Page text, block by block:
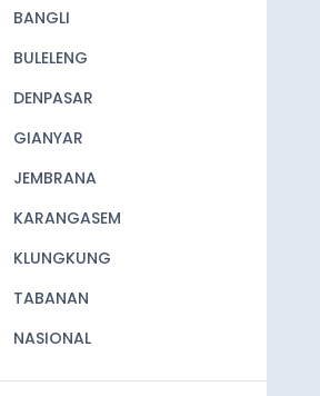
BANGLI
BULELENG
DENPASAR
GIANYAR
JEMBRANA
KARANGASEM
KLUNGKUNG
TABANAN
NASIONAL